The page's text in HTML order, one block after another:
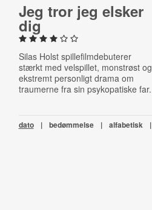
Jeg tror jeg elsker
dig
Silas Holst spillefilmdebuterer
stærkt med velspillet, monstrøst og
ekstremt personligt drama om
traumerne fra sin psykopatiske far.
dato | bedømmelse | alfabetisk |